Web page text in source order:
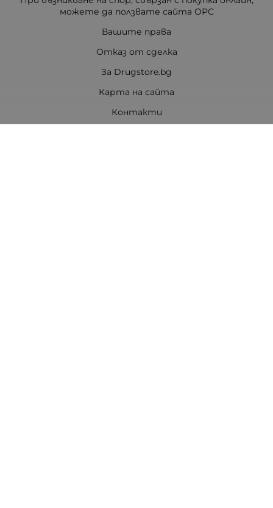
можете да ползвате сайта ОРС
Вашите права
Отказ от сделка
За Drugstore.bg
Карта на сайта
Контакти